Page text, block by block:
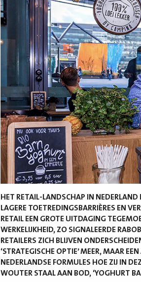
HET RETAIL-LANDSCHAP IN
LAGERE TOETREDINGSBARRIÈRES EN
RETAIL EEN GROTE UITDAGING
WERKELIJKHEID, ZO SIGNALEERDE
RETAILERS ZICH BLIJVEN
‘STRATEGISCHE OPTIE’ MEER, MAAR
NEDERLANDSE FORMULES HOE ZIJ IN
WOUTER STAAL AAN BOD, ‘YOGHURT